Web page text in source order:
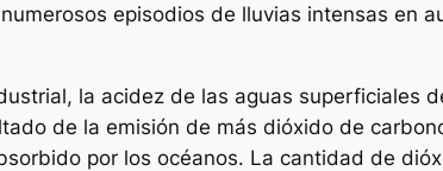
episodios de lluvias intensas en
la acidez de las aguas superficiales
de la emisión de más dióxido de
por los océanos. La cantidad de